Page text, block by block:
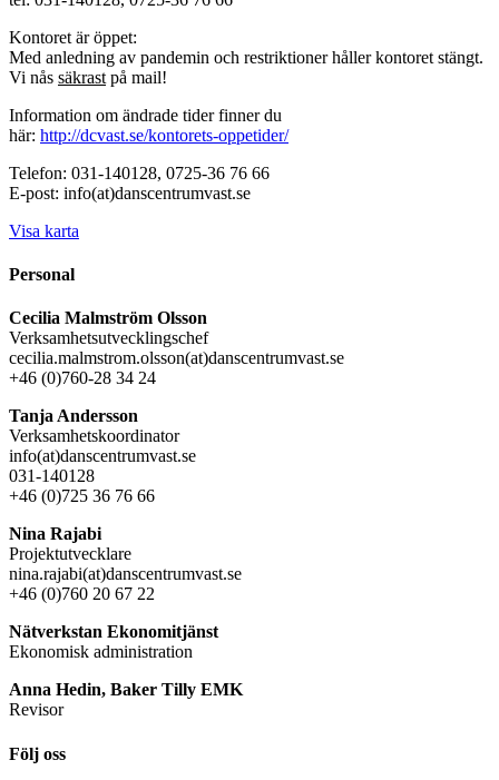
Kontoret är öppet:
Med anledning av pandemin och restriktioner håller kontoret stängt.
Vi nås säkrast på mail!
Information om ändrade tider finner du
här: http://dcvast.se/kontorets-oppetider/
Telefon: 031-140128, 0725-36 76 66
E-post: info(at)danscentrumvast.se
Visa karta
Personal
Cecilia Malmström Olsson
Verksamhetsutvecklingschef
cecilia.malmstrom.olsson(at)danscentrumvast.se
+46 (0)760-28 34 24
Tanja Andersson
Verksamhetskoordinator
info(at)danscentrumvast.se
031-140128
+46 (0)725 36 76 66
Nina Rajabi
Projektutvecklare
nina.rajabi(at)danscentrumvast.se
+46 (0)760 20 67 22
Nätverkstan Ekonomitjänst
Ekonomisk administration
Anna Hedin, Baker Tilly EMK
Revisor
Följ oss